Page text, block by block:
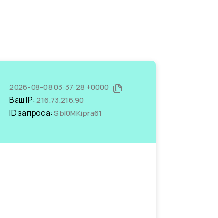
2026-08-08 03:37:28 +0000
Ваш IP:216.73.216.90
ID запроса:SbI0MKipra61